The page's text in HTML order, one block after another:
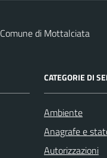
Comune di Mottalciata
CATEGORIE DI
Ambiente
Anagrafe e
Autorizzazioni